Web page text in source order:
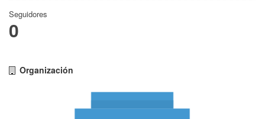
Seguidores
0
Organización